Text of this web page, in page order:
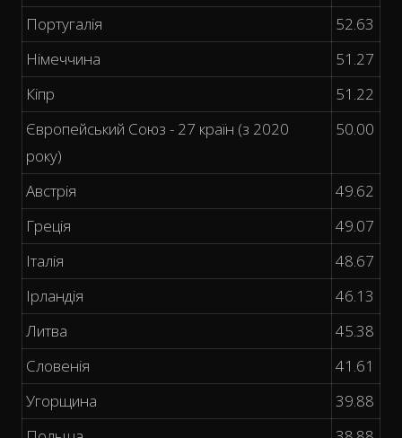
Португалія
52.63
Німеччина
51.27
Кіпр
51.22
Європейський Союз - 27 країн (з 2020
року)
50.00
Австрія
49.62
Греція
49.07
Італія
48.67
Ірландія
46.13
Литва
45.38
Словенія
41.61
Угорщина
39.88